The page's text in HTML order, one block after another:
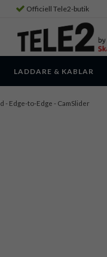
Officiell Tele2-butik
LADDARE & KABLAR
- Edge-to-Edge - CamSlider